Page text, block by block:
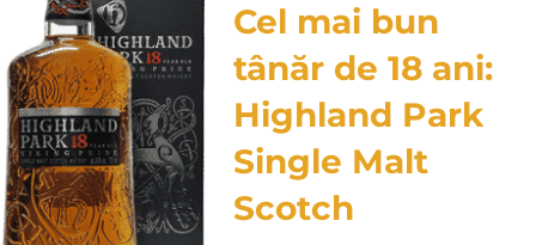
Cel mai bun
tânăr de 18 ani:
Highland Park
Single Malt
Scotch